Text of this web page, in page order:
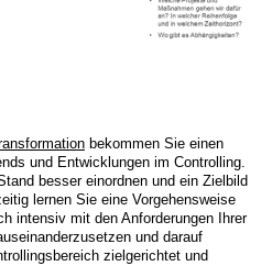
bekommen Sie einen
und Entwicklungen im Controlling.
besser einordnen und ein Zielbild
lernen Sie eine Vorgehensweise
intensiv mit den Anforderungen Ihrer
und darauf
zielgerichtet und